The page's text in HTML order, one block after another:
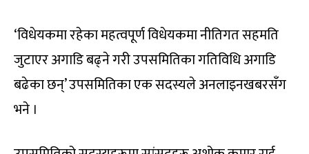
‘विधेयकमा रहेका महत्वपूर्ण विधेयकमा नीतिगत सहमति
जुटाएर अगाडि बढ्ने गरी उपसमितिका गतिविधि अगाडि
बढेका छन्’ उपसमितिका एक सदस्यले अनलाइनखबरसँग
भने ।